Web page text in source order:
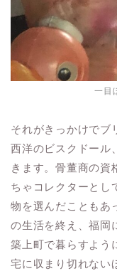
一目
それがきっかけでブ
西洋のビスクドール
きます。骨董商の資
ちゃコレクターとし
物を選んだこともあ
の生活を終え、福岡
築上町で暮らすよう
宅に収まり切れない